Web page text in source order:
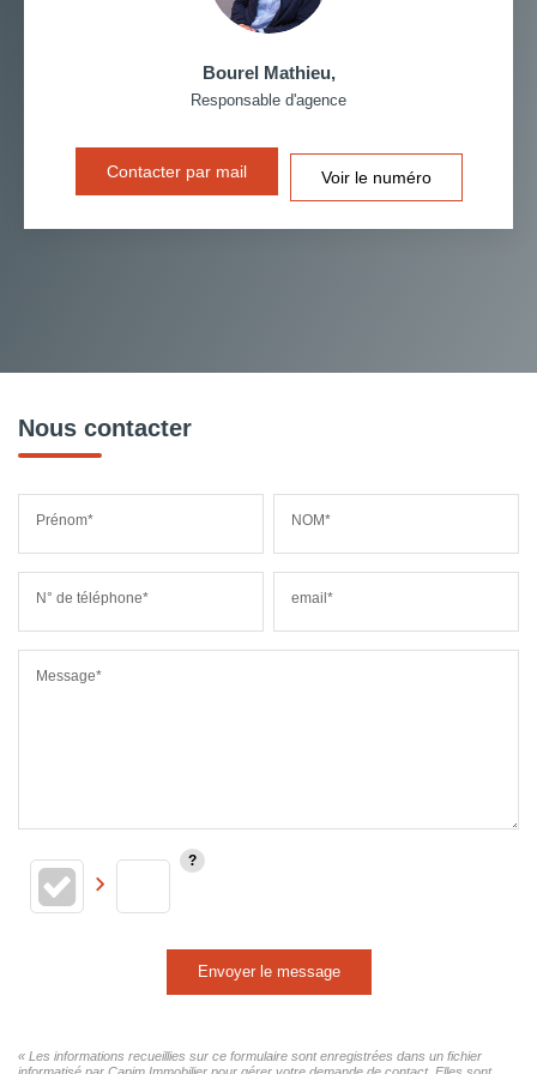
Bourel Mathieu,
Responsable d'agence
Contacter par mail Voir le numéro
Nous contacter
Prénom* NOM*
N° de téléphone* email*
Message*
Envoyer le message
« Les informations recueillies sur ce formulaire sont enregistrées dans un fichier
informatisé par Capim Immobilier pour gérer votre demande de contact. Elles sont